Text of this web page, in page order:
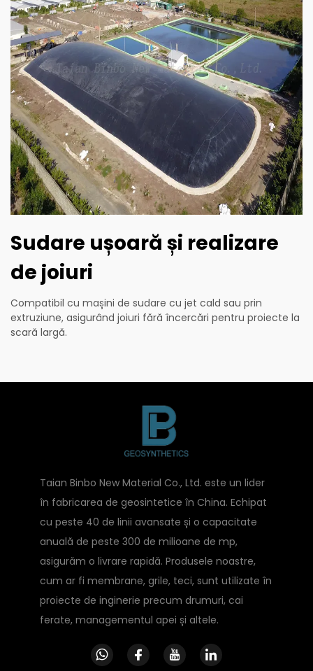
Sudare ușoară și realizare
de joiuri
Compatibil cu mașini de sudare cu jet cald sau prin
extruziune, asigurând joiuri fără încercări pentru proiecte la
scară largă.
Taian Binbo New Material Co., Ltd. este un lider
în fabricarea de geosintetice în China. Echipat
cu peste 40 de linii avansate și o capacitate
anuală de peste 300 de milioane de mp,
asigurăm o livrare rapidă. Produsele noastre,
cum ar fi membrane, grile, teci, sunt utilizate în
proiecte de inginerie precum drumuri, cai
ferate, managementul apei și altele.